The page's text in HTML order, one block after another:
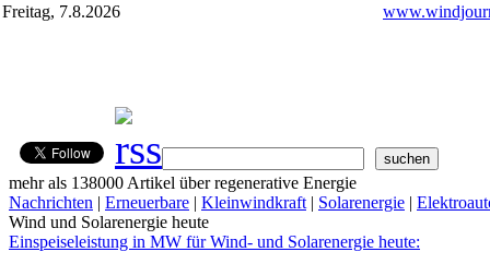
Freitag, 7.8.2026
mehr als 138000 Artikel über regenerative Energie
Nachrichten | Erneuerbare | Kleinwindkraft | Solarenergie |
Wind und Solarenergie heute
Einspeiseleistung in MW für Wind- und Solarenergie heute: